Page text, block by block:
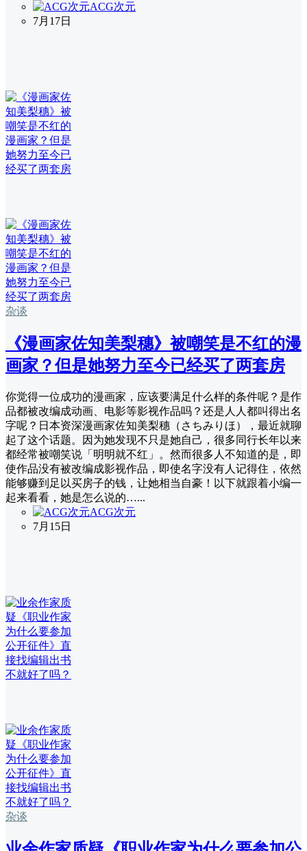
ACG次元
7月17日
杂谈
《漫画家佐知美梨穗》被嘲笑是不红的漫
画家？但是她努力至今已经买了两套房
你觉得一位成功的漫画家，应该要满足什么样的条件呢？是作
品都被改编成动画、电影等影视作品吗？还是人人都叫得出名
字呢？日本资深漫画家佐知美梨穗（さちみりほ），最近就聊
起了这个话题。因为她发现不只是她自己，很多同行长年以来
都经常被嘲笑说「明明就不红」。然而很多人不知道的是，即
使作品没有被改编成影视作品，即使名字没有人记得住，依然
能够赚到足以买房子的钱，让她相当自豪！以下就跟着小编一
起来看看，她是怎么说的…...
ACG次元
7月15日
杂谈